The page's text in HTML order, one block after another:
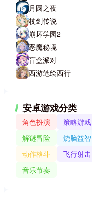
月圆之夜
杖剑传说
崩坏学园2
恶魔秘境
盲盒派对
西游笔绘西行
安卓游戏分类
角色扮演 策略游戏
解谜冒险
烧脑益智
动作格斗
飞行射击
音乐节奏